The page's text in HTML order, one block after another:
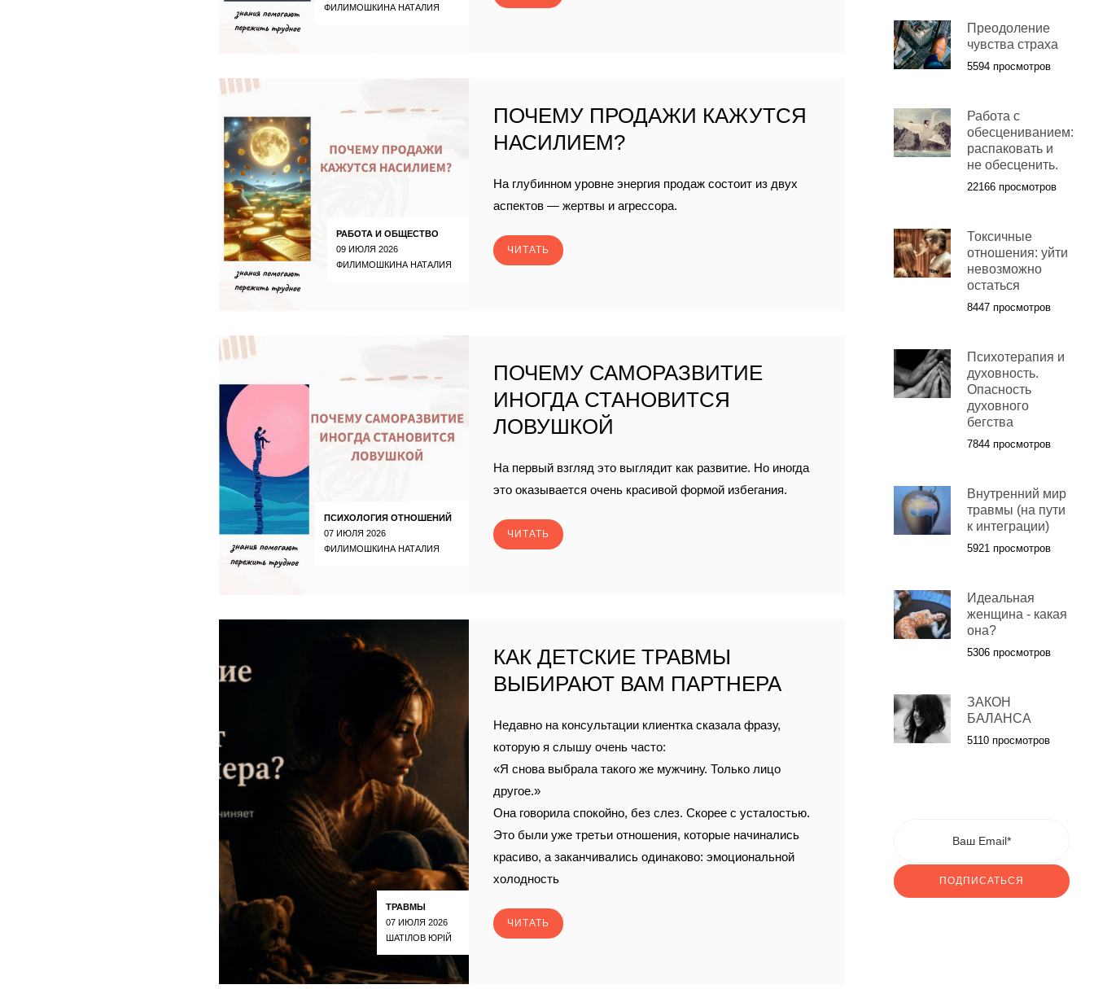
ФИЛИМОШКИНА НАТАЛИЯ
РАБОТА И ОБЩЕСТВО
09 ИЮЛЯ 2026
ФИЛИМОШКИНА НАТАЛИЯ
ПОЧЕМУ ПРОДАЖИ КАЖУТСЯ
НАСИЛИЕМ?
На глубинном уровне энергия продаж состоит из двух
аспектов — жертвы и агрессора.
ЧИТАТЬ
ПСИХОЛОГИЯ ОТНОШЕНИЙ
07 ИЮЛЯ 2026
ФИЛИМОШКИНА НАТАЛИЯ
ПОЧЕМУ САМОРАЗВИТИЕ
ИНОГДА СТАНОВИТСЯ
ЛОВУШКОЙ
На первый взгляд это выглядит как развитие. Но иногда
это оказывается очень красивой формой избегания.
ЧИТАТЬ
ТРАВМЫ
07 ИЮЛЯ 2026
ШАТІЛОВ ЮРІЙ
КАК ДЕТСКИЕ ТРАВМЫ
ВЫБИРАЮТ ВАМ ПАРТНЕРА
Недавно на консультации клиентка сказала фразу,
которую я слышу очень часто:
«Я снова выбрала такого же мужчину. Только лицо
другое.»
Она говорила спокойно, без слез. Скорее с усталостью.
Это были уже третьи отношения, которые начинались
красиво, а заканчивались одинаково: эмоциональной
холодность
ЧИТАТЬ
Преодоление
чувства страха
5594 просмотров
Работа с
обесцениванием:
распаковать и
не обесценить.
22166 просмотров
Токсичные
отношения: уйти
невозможно
остаться
8447 просмотров
Психотерапия и
духовность.
Опасность
духовного
бегства
7844 просмотров
Внутренний мир
травмы (на пути
к интеграции)
5921 просмотров
Идеальная
женщина - какая
она?
5306 просмотров
ЗАКОН
БАЛАНСА
5110 просмотров
ПОДПИСАТЬСЯ